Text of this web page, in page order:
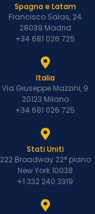
Spagna e Latam
Francisco Salas, 24
28039 Madrid
+34 681 026 725
Italia
Via Giuseppe Mazzini, 9
20123 Milano
+34 681 026 725
Stati Uniti
222 Broadway 22° piano
New York 10038
+1 332 240 3319